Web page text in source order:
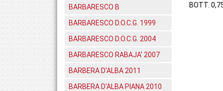
BARBARESCO B
BARBARESCO D.O.C.G. 1999
BARBARESCO D.O.C.G. 2004
BARBARESCO RABAJA' 2007
BARBERA D'ALBA 2011
BARBERA D'ALBA PIANA 2010
BOTT.